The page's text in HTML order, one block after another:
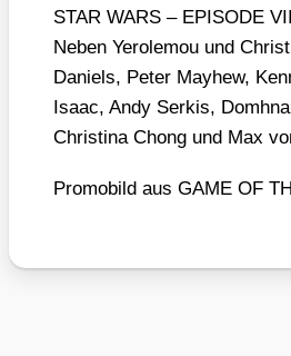
STAR WARS – EPISODE
Neben Yero­le­mou und
Dani­els, Peter May­hew,
Isaac, Andy Ser­kis,
Chris­ti­na Chong und Max
Pro­mo­bild aus GAME OF